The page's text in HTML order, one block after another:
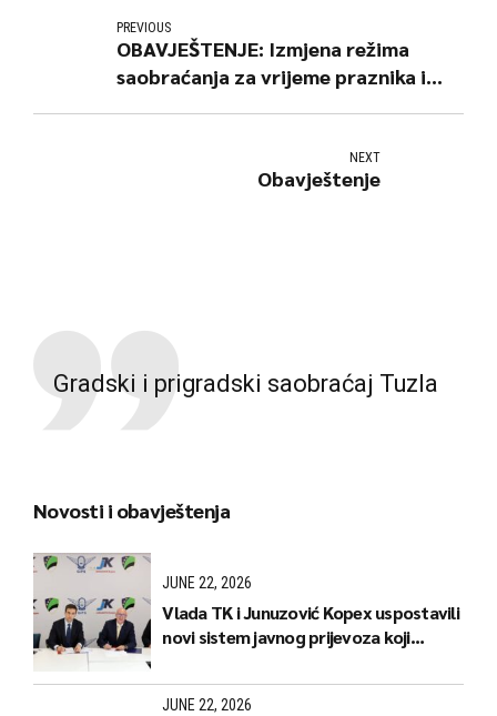
PREVIOUS
OBAVJEŠTENJE: Izmjena režima
saobraćanja za vrijeme praznika i
NEXT
Obavještenje
Gradski i prigradski saobraćaj Tuzla
Novosti i obavještenja
JUNE 22, 2026
Vlada TK i Junuzović Kopex uspostavili
novi sistem javnog prijevoza koji
JUNE 22, 2026